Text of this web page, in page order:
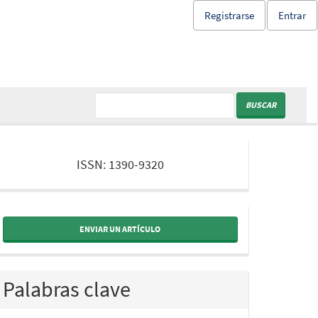
Registrarse Entrar
BUSCAR
ISSN: 1390-9320
ENVIAR UN ARTÍCULO
Palabras clave